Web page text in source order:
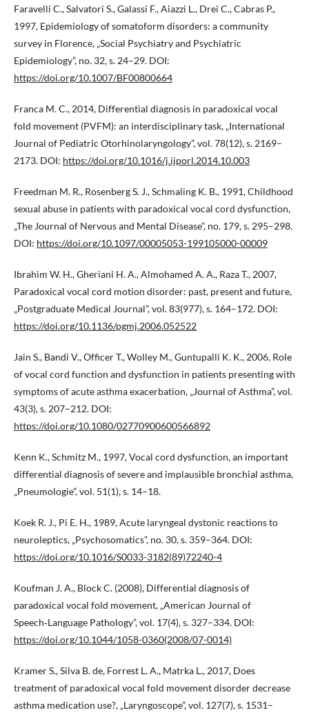
Faravelli C., Salvatori S., Galassi F., Aiazzi L., Drei C., Cabras P.,
1997, Epidemiology of somatoform disorders: a community
survey in Florence, „Social Psychiatry and Psychiatric
Epidemiology”, no. 32, s. 24–29. DOI:
https://doi.org/10.1007/BF00800664
Franca M. C., 2014, Differential diagnosis in paradoxical vocal
fold movement (PVFM): an interdisciplinary task, „International
Journal of Pediatric Otorhinolaryngology”, vol. 78(12), s. 2169–
2173. DOI: https://doi.org/10.1016/j.ijporl.2014.10.003
Freedman M. R., Rosenberg S. J., Schmaling K. B., 1991, Childhood
sexual abuse in patients with paradoxical vocal cord dysfunction,
„The Journal of Nervous and Mental Disease”, no. 179, s. 295–298.
DOI: https://doi.org/10.1097/00005053-199105000-00009
Ibrahim W. H., Gheriani H. A., Almohamed A. A., Raza T., 2007,
Paradoxical vocal cord motion disorder: past, present and future,
„Postgraduate Medical Journal”, vol. 83(977), s. 164–172. DOI:
https://doi.org/10.1136/pgmj.2006.052522
Jain S., Bandi V., Officer T., Wolley M., Guntupalli K. K., 2006, Role
of vocal cord function and dysfunction in patients presenting with
symptoms of acute asthma exacerbation, „Journal of Asthma”, vol.
43(3), s. 207–212. DOI:
https://doi.org/10.1080/02770900600566892
Kenn K., Schmitz M., 1997, Vocal cord dysfunction, an important
differential diagnosis of severe and implausible bronchial asthma,
„Pneumologie”, vol. 51(1), s. 14–18.
Koek R. J., Pi E. H., 1989, Acute laryngeal dystonic reactions to
neuroleptics, „Psychosomatics”, no. 30, s. 359–364. DOI:
https://doi.org/10.1016/S0033-3182(89)72240-4
Koufman J. A., Block C. (2008), Differential diagnosis of
paradoxical vocal fold movement, „American Journal of
Speech‑Language Pathology”, vol. 17(4), s. 327–334. DOI:
https://doi.org/10.1044/1058-0360(2008/07-0014)
Kramer S., Silva B. de, Forrest L. A., Matrka L., 2017, Does
treatment of paradoxical vocal fold movement disorder decrease
asthma medication use?, „Laryngoscope”, vol. 127(7), s. 1531–